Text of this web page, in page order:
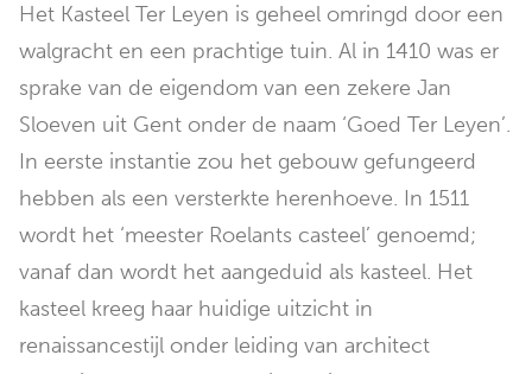
Het Kasteel Ter Leyen is geheel omringd door een
walgracht en een prachtige tuin. Al in 1410 was er
sprake van de eigendom van een zekere Jan
Sloeven uit Gent onder de naam ‘Goed Ter Leyen’.
In eerste instantie zou het gebouw gefungeerd
hebben als een versterkte herenhoeve. In 1511
wordt het ‘meester Roelants casteel’ genoemd;
vanaf dan wordt het aangeduid als kasteel. Het
kasteel kreeg haar huidige uitzicht in
renaissancestijl onder leiding van architect